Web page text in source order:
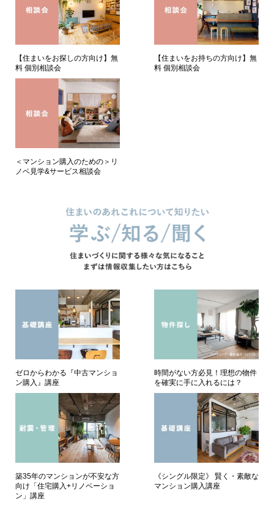
【住まいをお探しの方向け】無
料 個別相談会
【住まいをお持ちの方向け】無
料 個別相談会
＜マンション購入のための＞リ
ノベ見学&サービス相談会
ゼロからわかる『中古マンショ
ン購入』講座
時間がない方必見！理想の物件
を確実に手に入れるには？
築35年のマンションが不安な方
向け「住宅購入+リノベーショ
ン」講座
《シングル限定》 賢く・素敵な
マンション購入講座